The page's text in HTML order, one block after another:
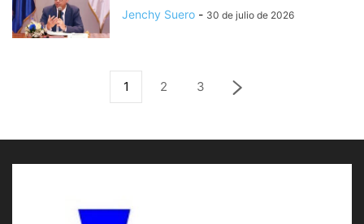
Jenchy Suero - 30 de julio de 2026
1 2 3